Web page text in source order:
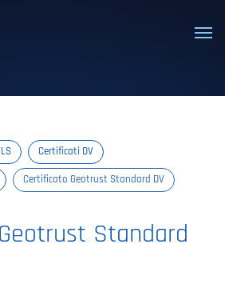
Certificati DV
Certificato Geotrust Standard DV
Standard